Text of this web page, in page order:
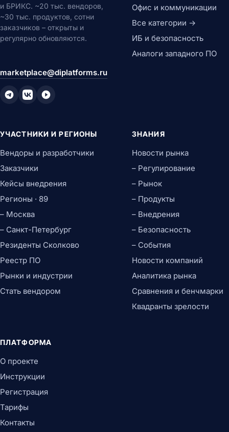
и БРИКС. ~20 тыс. вендоров,
~30 тыс. продуктов, сотни
заказчиков – открыты и
регулярно обновляются.
marketplace@diplatforms.ru
Офис и коммуникации
Все категории →
ИБ и безопасность
Аналоги западного ПО
УЧАСТНИКИ И РЕГИОНЫ
Вендоры и разработчики
Заказчики
Кейсы внедрения
Регионы · 89
– Москва
– Санкт-Петербург
Резиденты Сколково
Реестр ПО
Рынки и индустрии
Стать вендором
ЗНАНИЯ
Новости рынка
– Регулирование
– Рынок
– Продукты
– Внедрения
– Безопасность
– События
Новости компаний
Аналитика рынка
Сравнения и бенчмарки
Квадранты зрелости
ПЛАТФОРМА
О проекте
Инструкции
Регистрация
Тарифы
Контакты